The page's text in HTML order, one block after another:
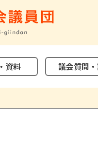
資料 議会質問